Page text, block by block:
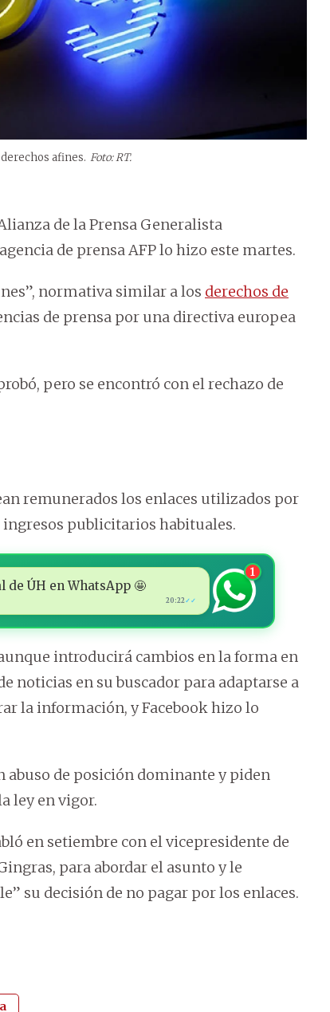
afines. Foto: RT.
de la Prensa Generalista
de prensa AFP lo hizo este martes.
normativa similar a los derechos de
de prensa por una directiva europea
pero se encontró con el rechazo de
remunerados los enlaces utilizados por
publicitarios habituales.
de ÚH en WhatsApp 🤩
20:22✓✓
1
introducirá cambios en la forma en
noticias en su buscador para adaptarse a
la información, y Facebook hizo lo
abuso de posición dominante y piden
ley en vigor.
en setiembre con el vicepresidente de
para abordar el asunto y le
su decisión de no pagar por los enlaces.